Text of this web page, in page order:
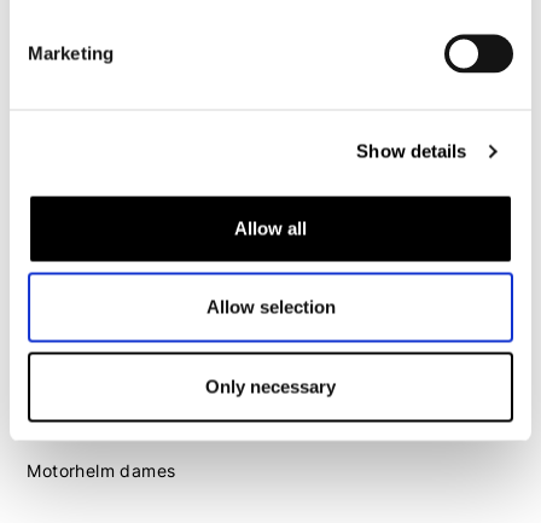
Marketing
Show details
Allow all
Allow selection
Only necessary
Dames
Motorjas dames
Motorpak dames
Motorhelm dames